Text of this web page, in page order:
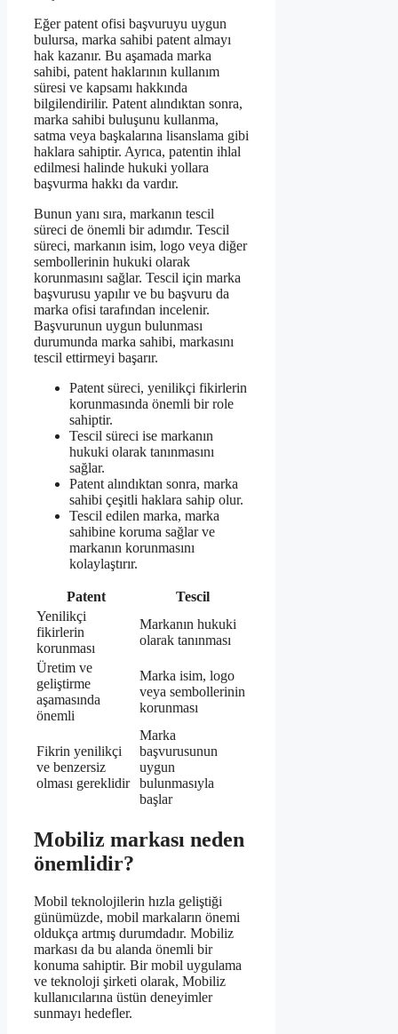
Eğer patent ofisi başvuruyu uygun
bulursa, marka sahibi patent almayı
hak kazanır. Bu aşamada marka
sahibi, patent haklarının kullanım
süresi ve kapsamı hakkında
bilgilendirilir. Patent alındıktan sonra,
marka sahibi buluşunu kullanma,
satma veya başkalarına lisanslama gibi
haklara sahiptir. Ayrıca, patentin ihlal
edilmesi halinde hukuki yollara
başvurma hakkı da vardır.
Bunun yanı sıra, markanın tescil
süreci de önemli bir adımdır. Tescil
süreci, markanın isim, logo veya diğer
sembollerinin hukuki olarak
korunmasını sağlar. Tescil için marka
başvurusu yapılır ve bu başvuru da
marka ofisi tarafından incelenir.
Başvurunun uygun bulunması
durumunda marka sahibi, markasını
tescil ettirmeyi başarır.
Patent süreci, yenilikçi fikirlerin
korunmasında önemli bir role
sahiptir.
Tescil süreci ise markanın
hukuki olarak tanınmasını
sağlar.
Patent alındıktan sonra, marka
sahibi çeşitli haklara sahip olur.
Tescil edilen marka, marka
sahibine koruma sağlar ve
markanın korunmasını
kolaylaştırır.
Patent
Tescil
Yenilikçi
fikirlerin
korunması
Markanın hukuki
olarak tanınması
Üretim ve
geliştirme
aşamasında
önemli
Marka isim, logo
veya sembollerinin
korunması
Fikrin yenilikçi
ve benzersiz
olması gereklidir
Marka
başvurusunun
uygun
bulunmasıyla
başlar
Mobiliz markası neden
önemlidir?
Mobil teknolojilerin hızla geliştiği
günümüzde, mobil markaların önemi
oldukça artmış durumdadır. Mobiliz
markası da bu alanda önemli bir
konuma sahiptir. Bir mobil uygulama
ve teknoloji şirketi olarak, Mobiliz
kullanıcılarına üstün deneyimler
sunmayı hedefler.